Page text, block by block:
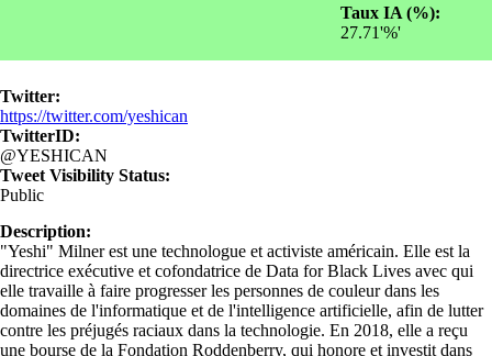
Taux IA (%):
27.71'%'
Twitter:
https://twitter.com/yeshican
TwitterID:
@YESHICAN
Tweet Visibility Status:
Public
Description:
"Yeshi" Milner est une technologue et activiste américain. Elle est la
directrice exécutive et cofondatrice de Data for Black Lives avec qui
elle travaille à faire progresser les personnes de couleur dans les
domaines de l'informatique et de l'intelligence artificielle, afin de lutter
contre les préjugés raciaux dans la technologie. En 2018, elle a reçu
une bourse de la Fondation Roddenberry, qui honore et investit dans